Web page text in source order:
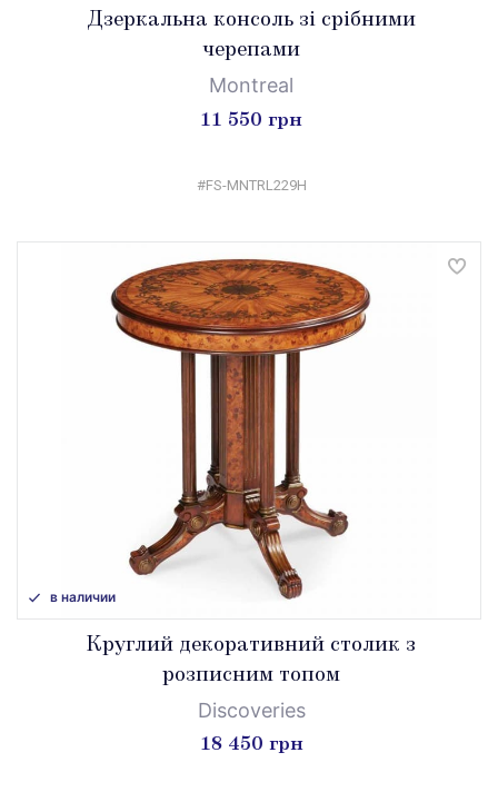
Дзеркальна консоль зі срібними
черепами
Montreal
11 550 грн
#FS-MNTRL229H
в наличии
Круглий декоративний столик з
розписним топом
Discoveries
18 450 грн